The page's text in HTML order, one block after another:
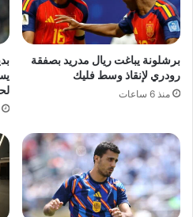
برشلونة يباغت ريال مدريد بصفقة
رودري لإنقاذ وسط فليك
منذ 6 ساعات